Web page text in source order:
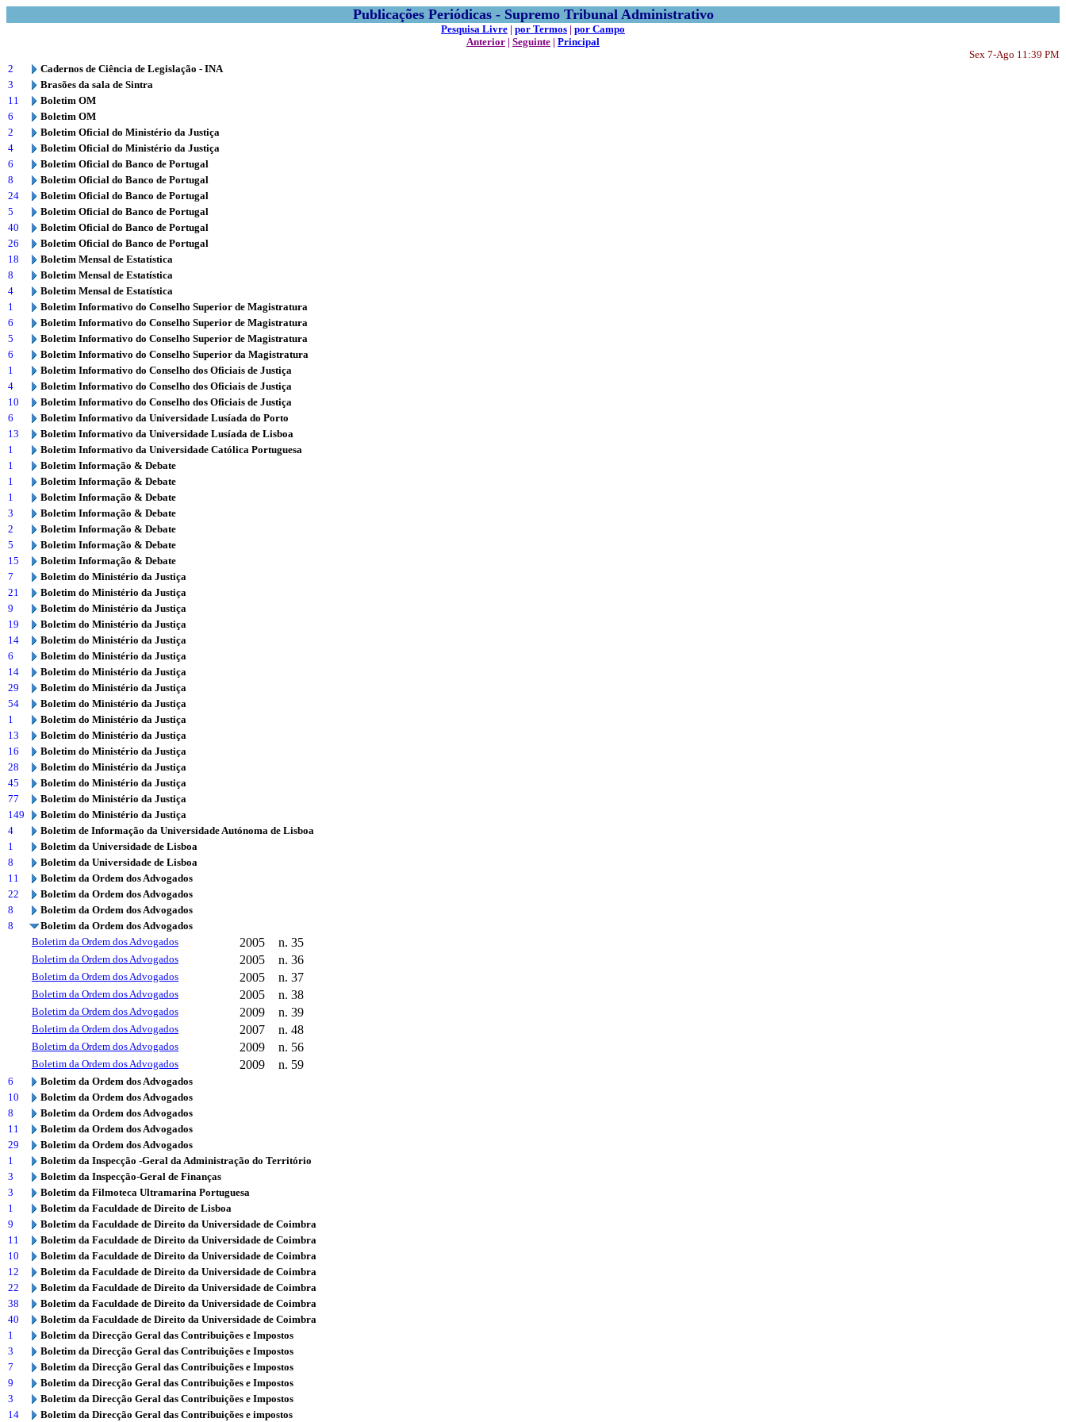
Publicações Periódicas - Supremo Tribunal Administrativo
Pesquisa Livre | por Termos | por Campo
Anterior | Seguinte | Principal
Sex 7-Ago 11:39 PM
2
Cadernos de Ciência de Legislação - INA
3
Brasões da sala de Sintra
11
Boletim OM
6
Boletim OM
2
Boletim Oficial do Ministério da Justiça
4
Boletim Oficial do Ministério da Justiça
6
Boletim Oficial do Banco de Portugal
8
Boletim Oficial do Banco de Portugal
24
Boletim Oficial do Banco de Portugal
5
Boletim Oficial do Banco de Portugal
40
Boletim Oficial do Banco de Portugal
26
Boletim Oficial do Banco de Portugal
18
Boletim Mensal de Estatística
8
Boletim Mensal de Estatística
4
Boletim Mensal de Estatística
1
Boletim Informativo do Conselho Superior de Magistratura
6
Boletim Informativo do Conselho Superior de Magistratura
5
Boletim Informativo do Conselho Superior de Magistratura
6
Boletim Informativo do Conselho Superior da Magistratura
1
Boletim Informativo do Conselho dos Oficiais de Justiça
4
Boletim Informativo do Conselho dos Oficiais de Justiça
10
Boletim Informativo do Conselho dos Oficiais de Justiça
6
Boletim Informativo da Universidade Lusíada do Porto
13
Boletim Informativo da Universidade Lusíada de Lisboa
1
Boletim Informativo da Universidade Católica Portuguesa
1
Boletim Informação & Debate
1
Boletim Informação & Debate
1
Boletim Informação & Debate
3
Boletim Informação & Debate
2
Boletim Informação & Debate
5
Boletim Informação & Debate
15
Boletim Informação & Debate
7
Boletim do Ministério da Justiça
21
Boletim do Ministério da Justiça
9
Boletim do Ministério da Justiça
19
Boletim do Ministério da Justiça
14
Boletim do Ministério da Justiça
6
Boletim do Ministério da Justiça
14
Boletim do Ministério da Justiça
29
Boletim do Ministério da Justiça
54
Boletim do Ministério da Justiça
1
Boletim do Ministério da Justiça
13
Boletim do Ministério da Justiça
16
Boletim do Ministério da Justiça
28
Boletim do Ministério da Justiça
45
Boletim do Ministério da Justiça
77
Boletim do Ministério da Justiça
149
Boletim do Ministério da Justiça
4
Boletim de Informação da Universidade Autónoma de Lisboa
1
Boletim da Universidade de Lisboa
8
Boletim da Universidade de Lisboa
11
Boletim da Ordem dos Advogados
22
Boletim da Ordem dos Advogados
8
Boletim da Ordem dos Advogados
8
Boletim da Ordem dos Advogados
Boletim da Ordem dos Advogados
2005 n. 35
Boletim da Ordem dos Advogados 2005 n. 36
Boletim da Ordem dos Advogados 2005 n. 37
Boletim da Ordem dos Advogados 2005 n. 38
Boletim da Ordem dos Advogados 2009 n. 39
Boletim da Ordem dos Advogados 2007 n. 48
Boletim da Ordem dos Advogados 2009 n. 56
Boletim da Ordem dos Advogados 2009 n. 59
6
Boletim da Ordem dos Advogados
10
Boletim da Ordem dos Advogados
8
Boletim da Ordem dos Advogados
11
Boletim da Ordem dos Advogados
29
Boletim da Ordem dos Advogados
1
Boletim da Inspecção -Geral da Administração do Território
3
Boletim da Inspecção-Geral de Finanças
3
Boletim da Filmoteca Ultramarina Portuguesa
1
Boletim da Faculdade de Direito de Lisboa
9
Boletim da Faculdade de Direito da Universidade de Coimbra
11
Boletim da Faculdade de Direito da Universidade de Coimbra
10
Boletim da Faculdade de Direito da Universidade de Coimbra
12
Boletim da Faculdade de Direito da Universidade de Coimbra
22
Boletim da Faculdade de Direito da Universidade de Coimbra
38
Boletim da Faculdade de Direito da Universidade de Coimbra
40
Boletim da Faculdade de Direito da Universidade de Coimbra
1
Boletim da Direcção Geral das Contribuições e Impostos
3
Boletim da Direcção Geral das Contribuições e Impostos
7
Boletim da Direcção Geral das Contribuições e Impostos
9
Boletim da Direcção Geral das Contribuições e Impostos
3
Boletim da Direcção Geral das Contribuições e Impostos
14
Boletim da Direcção Geral das Contribuições e impostos